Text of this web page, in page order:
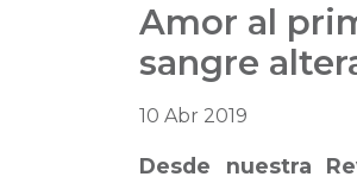
Amor al
sangre
10 Abr 2019
Desde nuestra